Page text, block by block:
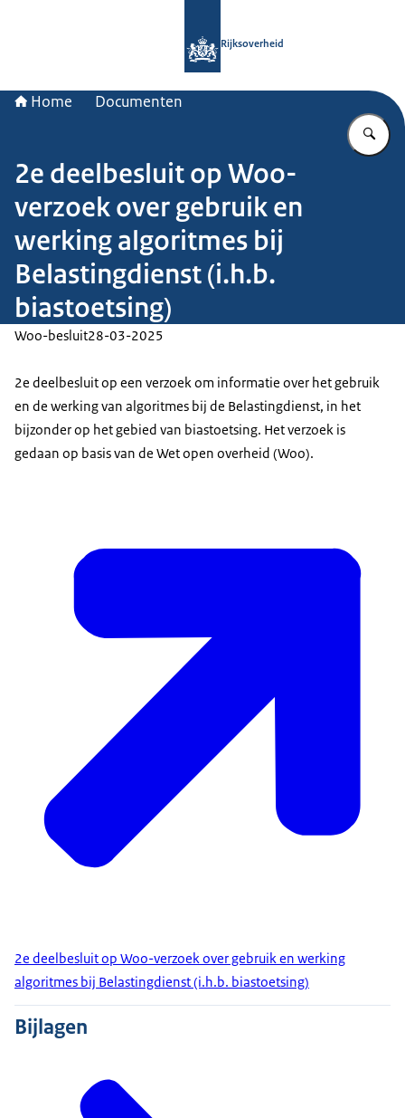
Rijksoverheid
Home Documenten
2e deelbesluit op Woo-
verzoek over gebruik en
werking algoritmes bij
Belastingdienst (i.h.b.
biastoetsing)
Woo-besluit28-03-2025
2e deelbesluit op een verzoek om informatie over het gebruik
en de werking van algoritmes bij de Belastingdienst, in het
bijzonder op het gebied van biastoetsing. Het verzoek is
gedaan op basis van de Wet open overheid (Woo).
2e deelbesluit op Woo-verzoek over gebruik en werking
algoritmes bij Belastingdienst (i.h.b. biastoetsing)
Bijlagen